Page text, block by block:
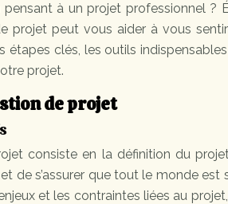
pensant à un projet professionnel ?
projet peut vous aider à vous
étapes clés, les outils
projet.
de projet
consiste en la définition du
de s’assurer que tout le monde
et les contraintes liées au